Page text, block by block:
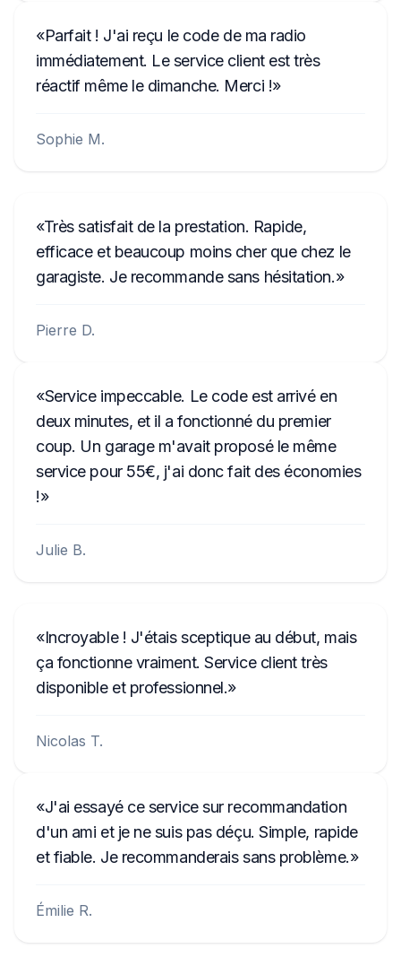
Parfait ! J'ai reçu le code de ma radio
immédiatement. Le service client est très
réactif même le dimanche. Merci !
Sophie M.
Très satisfait de la prestation. Rapide,
efficace et beaucoup moins cher que chez le
garagiste. Je recommande sans hésitation.
Pierre D.
Service impeccable. Le code est arrivé en
deux minutes, et il a fonctionné du premier
coup. Un garage m'avait proposé le même
service pour 55€, j'ai donc fait des économies
!
Julie B.
Incroyable ! J'étais sceptique au début, mais
ça fonctionne vraiment. Service client très
disponible et professionnel.
Nicolas T.
J'ai essayé ce service sur recommandation
d'un ami et je ne suis pas déçu. Simple, rapide
et fiable. Je recommanderais sans problème.
Émilie R.